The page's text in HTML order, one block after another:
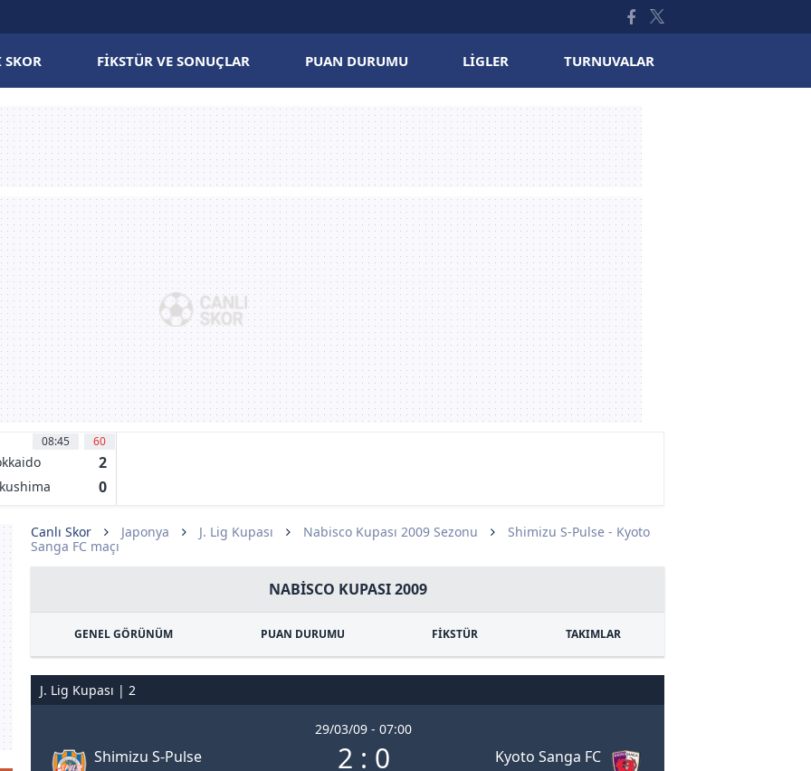
SKOR FIKSTÜR VE SONUÇLAR PUAN DURUMU LIGLER TURNUVALAR
08:45 60
2
0
Canlı Skor Japonya J. Lig Kupası Nabisco Kupası 2009 Sezonu
Shimizu S-Pulse - Kyoto
Sanga FC maçı
NABISCO KUPASI 2009
GENEL GÖRÜNÜM PUAN DURUMU FİKSTÜR TAKIMLAR
J. Lig Kupası | 2
Shimizu S-Pulse
29/03/09 - 07:00
2 : 0
Kyoto Sanga FC